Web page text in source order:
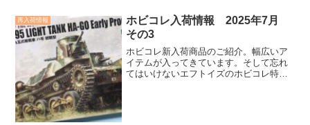
再入荷情報
ホビコレ入荷情報 2025年7月
その3
ホビコレ新入荷商品のご紹介。幅広いア
イテムが入ってきています。そして忘れ
てはいけないエフトイズのホビコレ特典